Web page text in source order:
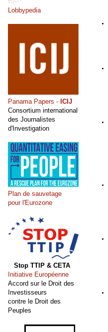
Lobbypedia
Panama Papers - ICIJ
Consortium international
des Journalistes
d'Investigation
Plan de sauvetage
pour l'Eurozone
Stop TTIP & CETA
Initiative Européenne
Accord sur le Droit des
Investisseurs
contre le Droit des
Peuples